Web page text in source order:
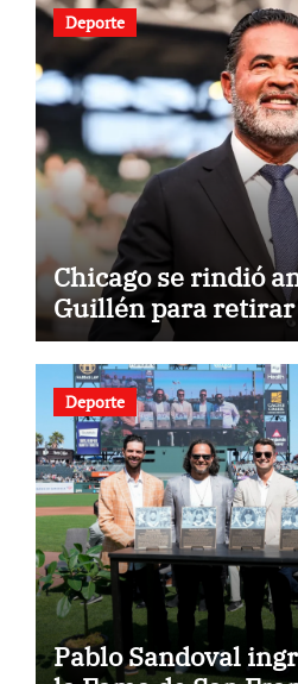
Deporte
Chicago se rindió
Guillén para
Deporte
Pablo Sandoval